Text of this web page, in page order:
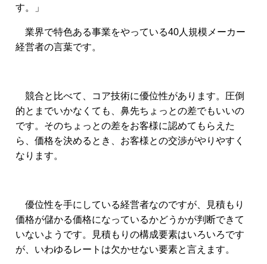
す。」
業界で特色ある事業をやっている40人規模メーカー
経営者の言葉です。
競合と比べて、コア技術に優位性があります。圧倒
的とまでいかなくても、鼻先ちょっとの差でもいいの
です。そのちょっとの差をお客様に認めてもらえた
ら、価格を決めるとき、お客様との交渉がやりやすく
なります。
優位性を手にしている経営者なのですが、見積もり
価格が儲かる価格になっているかどうかが判断できて
いないようです。見積もりの構成要素はいろいろです
が、いわゆるレートは欠かせない要素と言えます。